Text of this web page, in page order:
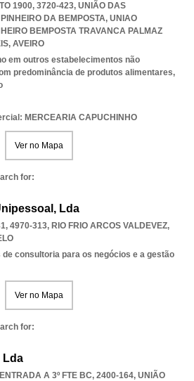
1900, 3720-423, UNIÃO DAS
DA BEMPOSTA, UNIAO
BEMPOSTA TRAVANCA PALMAZ
, AVEIRO
em outros estabelecimentos não
predominância de produtos alimentares,
MERCEARIA CAPUCHINHO
Ver no Mapa
for:
Lda
4970-313, RIO FRIO ARCOS VALDEVEZ,
consultoria para os negócios e a gestão
Ver no Mapa
for:
Lda
A 3º FTE BC, 2400-164, UNIÃO